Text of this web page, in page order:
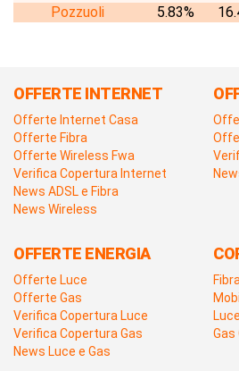
Pozzuoli
5.83%
OFFERTE INTERNET
Offerte Internet Casa
Offerte Fibra
Offerte Wireless Fwa
Verifica Copertura Internet
News ADSL e Fibra
News Wireless
OFFERTE ENERGIA
Offerte Luce
Offerte Gas
Verifica Copertura Luce
Verifica Copertura Gas
News Luce e Gas
Gas